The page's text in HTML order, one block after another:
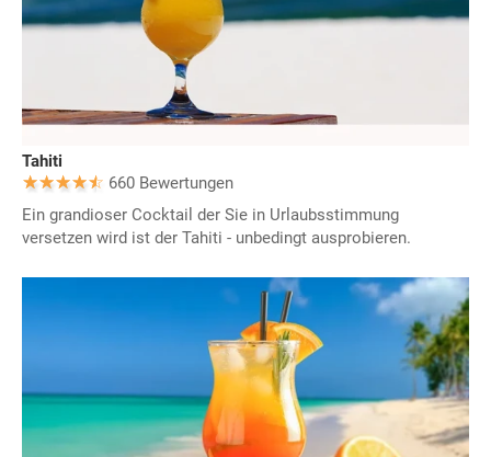
Tahiti
660 Bewertungen
Ein grandioser Cocktail der Sie in Urlaubsstimmung
versetzen wird ist der Tahiti - unbedingt ausprobieren.